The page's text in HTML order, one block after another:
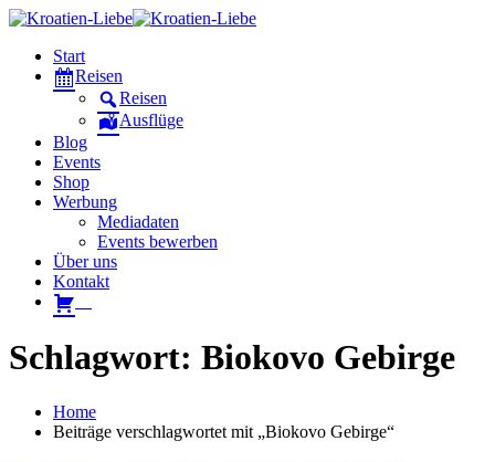
Start
Reisen
Reisen
Ausflüge
Blog
Events
Shop
Werbung
Mediadaten
Events bewerben
Über uns
Kontakt
Schlagwort: Biokovo Gebirge
Home
Beiträge verschlagwortet mit „Biokovo Gebirge“